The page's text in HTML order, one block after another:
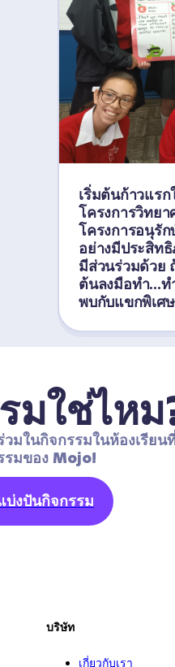
เริ่มต้นก้าวแรก
โครงการวิทย
โครงการอนุรั
อย่างมีประสิท
มีส่วนร่วมด้วย
ต้นลงมือทำ...ท
พบกับแขกพิเศษ
มใช่ไหม
วมในกิจกรรมในห้องเรีย
รมของ Mojo!
บ่งปันกิจกรรม
บริษัท
เกี่ยวกับเรา